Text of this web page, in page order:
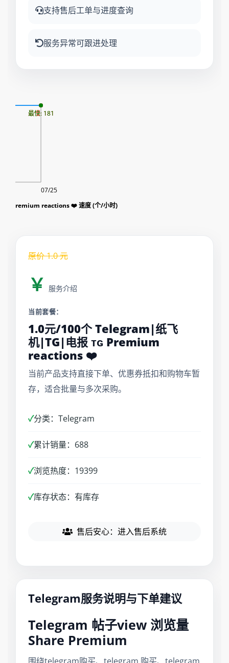
支持售后工单与进度查询
服务异常可跟进处理
Telegram|纸飞机|TG|电报 ᴛɢ Premium reactions ❤️ 速度 (个/小时)
07/25
最慢: 181
最快: 181
原价1.0元
￥ 服务介绍
当前套餐：
1.0元/100个 Telegram|纸飞
机|TG|电报 ᴛɢ Premium
reactions ❤️
当前产品支持直接下单、优惠券抵扣和购物车暂
存，适合批量与多次采购。
✓分类：Telegram
✓累计销量：688
✓浏览热度：19399
✓库存状态：有库存
售后安心：进入售后系统
Telegram服务说明与下单建议
Telegram 帖子view 浏览量
Share Premium